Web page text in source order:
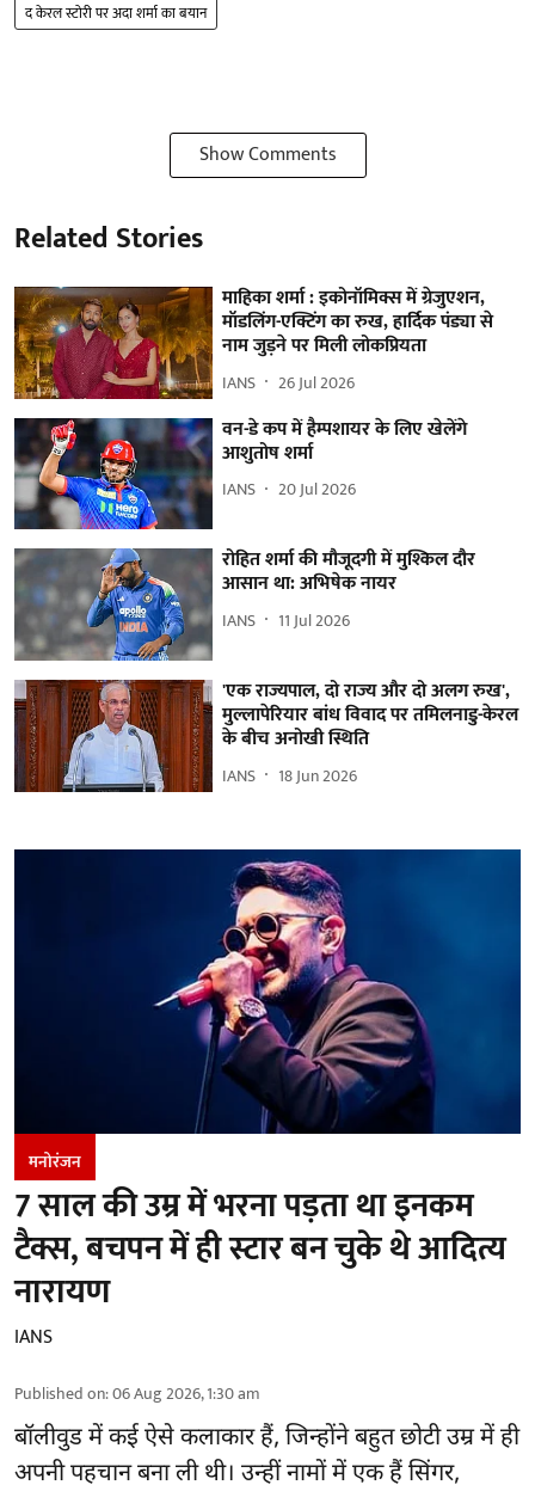
द केरल स्टोरी पर अदा शर्मा का बयान
Show Comments
Related Stories
माहिका शर्मा : इकोनॉमिक्स में ग्रेजुएशन,
मॉडलिंग-एक्टिंग का रुख, हार्दिक पंड्या से
नाम जुड़ने पर मिली लोकप्रियता
IANS 26 Jul 2026
वन-डे कप में हैम्पशायर के लिए खेलेंगे
आशुतोष शर्मा
IANS 20 Jul 2026
रोहित शर्मा की मौजूदगी में मुश्किल दौर
आसान था: अभिषेक नायर
IANS 11 Jul 2026
'एक राज्यपाल, दो राज्य और दो अलग रुख',
मुल्लापेरियार बांध विवाद पर तमिलनाडु-केरल
के बीच अनोखी स्थिति
IANS 18 Jun 2026
मनोरंजन
7 साल की उम्र में भरना पड़ता था इनकम
टैक्स, बचपन में ही स्टार बन चुके थे आदित्य
नारायण
IANS
Published on:06 Aug 2026, 1:30 am
बॉलीवुडमें कई ऐसे कलाकार हैं, जिन्होंने बहुत छोटी उम्र में ही
अपनी पहचान बना ली थी। उन्हीं नामों में एक हैं सिंगर,